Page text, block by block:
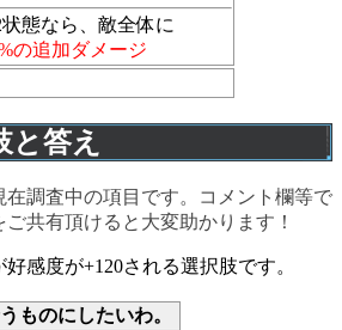
態なら、敵全体に
の追加ダメージ
と答え
調査中の項目です。コメント欄等で
共有頂けると大変助かります！
感度が+120される選択肢です。
ものにしたいわ。